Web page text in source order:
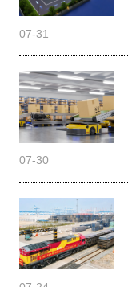
07-31
07-30